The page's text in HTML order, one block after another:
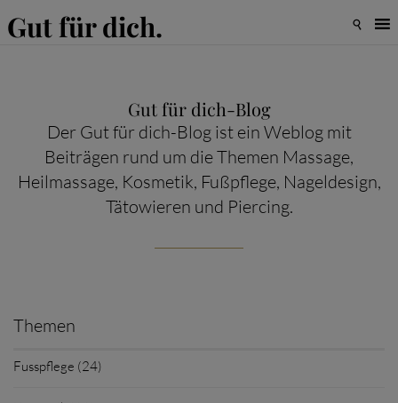
Gut für dich. 
Gut für dich-Blog
Der Gut für dich-Blog ist ein Weblog mit
Beiträgen rund um die Themen Massage,
Heilmassage, Kosmetik, Fußpflege, Nageldesign,
Tätowieren und Piercing.
Themen
Fusspflege (24)